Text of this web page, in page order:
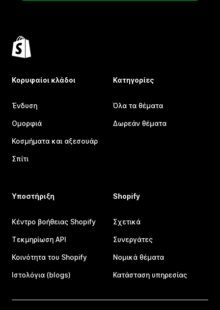
Κορυφαίοι κλάδοι
Ένδυση
Ομορφιά
Κοσμήματα και αξεσουάρ
Σπίτι
Κατηγορίες
Όλα τα θέματα
Δωρεάν θέματα
Υποστήριξη
Κέντρο βοήθειας Shopify
Τεκμηρίωση API
Κοινότητα του Shopify
Ιστολόγια (blogs)
Shopify
Σχετικά
Συνεργάτες
Νομικά θέματα
Κατάσταση υπηρεσίας